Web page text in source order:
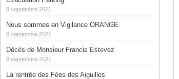
8 septembre 2021
Nous sommes en Vigilance ORANGE
8 septembre 2021
Décès de Monsieur Francis Estevez
8 septembre 2021
La rentrée des Fées des Aiguilles